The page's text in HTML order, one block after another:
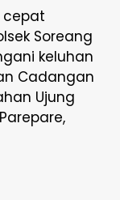
cepat
Soreang
keluhan
Cadangan
Ujung